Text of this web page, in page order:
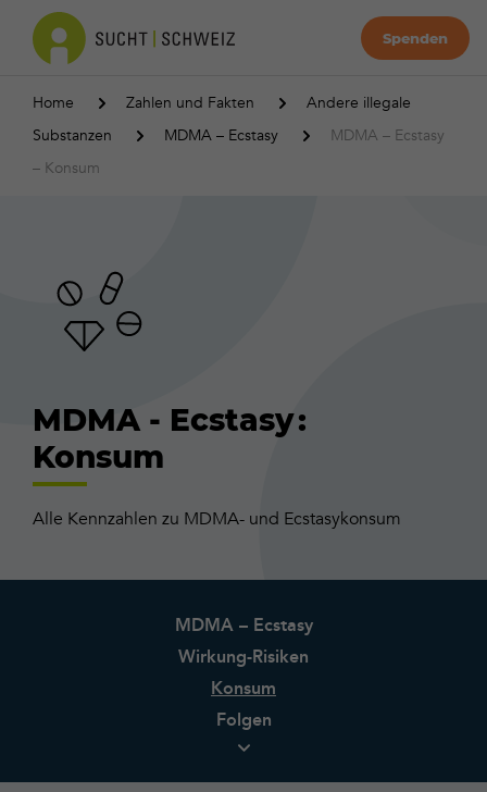
Spenden
Home Zahlen und Fakten
Andere illegale
Substanzen
MDMA – Ecstasy
MDMA – Ecstasy
– Konsum
MDMA - Ecstasy :
Konsum
Alle Kennzahlen zu MDMA- und Ecstasykonsum
MDMA – Ecstasy
Wirkung-Risiken
Konsum
Folgen